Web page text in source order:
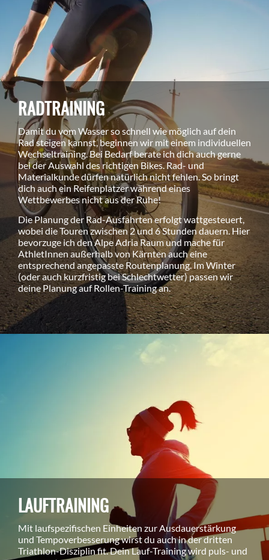
RADTRAINING
Damit du vom Wasser so schnell wie möglich auf dein
Rad steigen kannst, beginnen wir mit einem individuellen
Wechseltraining. Bei Bedarf berate ich dich auch gerne
bei der Auswahl des richtigen Bikes. Rad- und
Materialkunde dürfen natürlich nicht fehlen. So bringt
dich auch ein Reifenplatzer während eines
Wettbewerbes nicht aus der Ruhe!
Die Planung der Rad-Ausfahrten erfolgt wattgesteuert,
wobei die Touren zwischen 2 und 6 Stunden dauern. Hier
bevorzuge ich den Alpe Adria Raum und mache für
AthletInnen außerhalb von Kärnten auch eine
entsprechend angepasste Routenplanung. Im Winter
(oder auch kurzfristig bei Schlechtwetter) passen wir
deine Planung auf Rollen-Training an.
LAUFTRAINING
Mit laufspezifischen Einheiten zur Ausdauerstärkung
und Tempoverbesserung wirst du auch in der dritten
Triathlon-Disziplin fit. Dein Lauf-Training wird puls- und